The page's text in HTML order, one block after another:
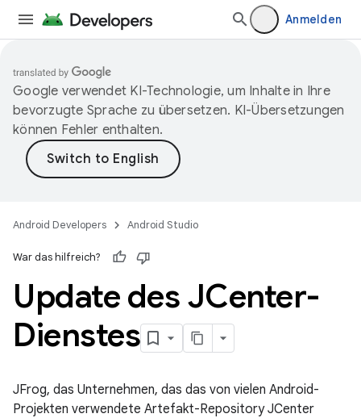
Anmelden
Google verwendet KI-Technologie, um Inhalte in Ihre
bevorzugte Sprache zu übersetzen. KI-Übersetzungen
können Fehler enthalten.
Android Developers Android Studio
War das hilfreich?
Update des JCenter-
Dienstes
JFrog, das Unternehmen, das das von vielen Android-
Projekten verwendete Artefakt-Repository JCenter